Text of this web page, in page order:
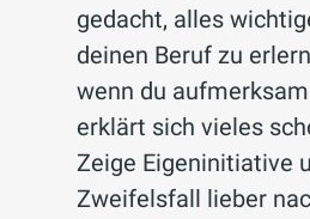
gedacht, alles
deinen Beruf zu
wenn du
erklärt sich vieles
Zeige Eigeninitiative
Zweifelsfall lieber